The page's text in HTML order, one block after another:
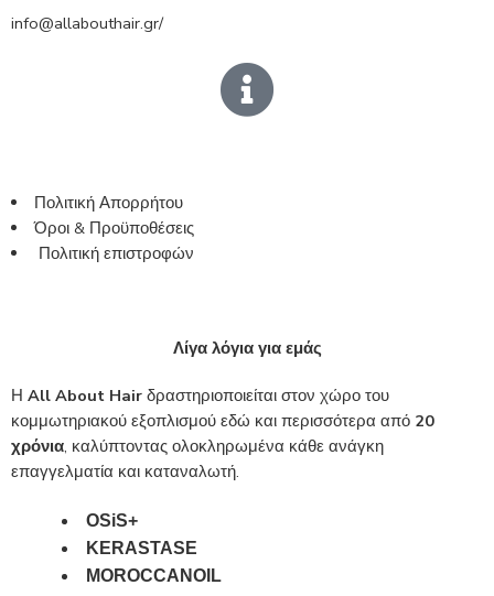
info@allabouthair.gr/
Πολιτική Απορρήτου
Όροι & Προϋποθέσεις
Πολιτική επιστροφών
Λίγα λόγια για εμάς
Η All About Hair δραστηριοποιείται στον χώρο του
κομμωτηριακού εξοπλισμού εδώ και περισσότερα από 20
χρόνια, καλύπτοντας ολοκληρωμένα κάθε ανάγκη
επαγγελματία και καταναλωτή.
OSiS+
KERASTASE
MOROCCANOIL